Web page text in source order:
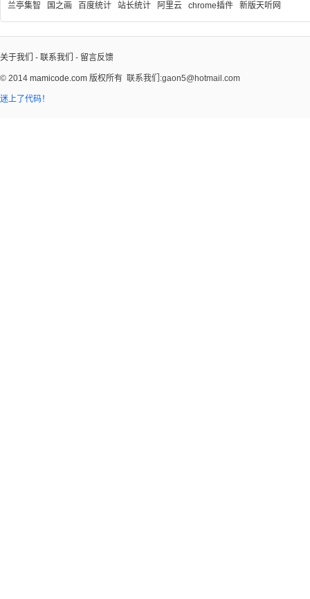
兰亭集智 国之画 百度统计 站长统计 阿里云 chrome插件 新版天听网
关于我们 - 联系我们 - 留言反馈
© 2014 mamicode.com 版权所有 联系我们:gaon5@hotmail.com
迷上了代码！